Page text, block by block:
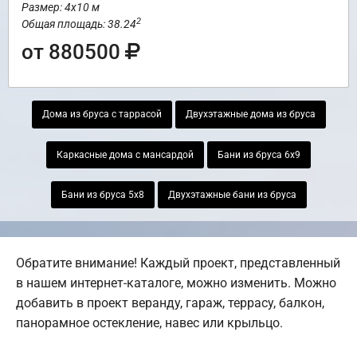
Размер: 4х10 м
Общая площадь: 38.242
от 880500
Дома из бруса с таррасой Двухэтажные дома из бруса
Каркасные дома с мансардой Бани из бруса 6х9
Бани из бруса 5х8 Двухэтажные бани из бруса
Обратите внимание! Каждый проект, представленный
в нашем интернет-каталоге, можно изменить. Можно
добавить в проект веранду, гараж, террасу, балкон,
панорамное остекление, навес или крыльцо.